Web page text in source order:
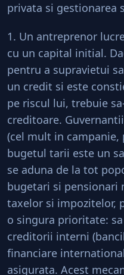
privata si gestionarea
1. Un antreprenor
cu un capital initial.
pentru a supravietui
un credit si este
pe riscul lui, trebuie
creditoare.
(cel mult in campanie,
bugetul tarii este un
se aduna de la tot
bugetari si pensionari
taxelor si impozitelor,
o singura prioritate:
creditorii interni
financiare
asigurata. Acest